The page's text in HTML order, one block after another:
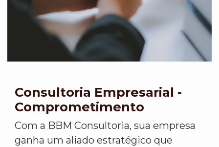
Consultoria Empresarial -
Comprometimento
Com a BBM Consultoria, sua empresa
ganha um aliado estratégico que